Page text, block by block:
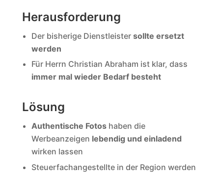
Herausforderung
Der bisherige Dienstleister sollte ersetzt
werden
Für Herrn Christian Abraham ist klar, dass
immer mal wieder Bedarf besteht
Lösung
Authentische Fotoshaben die
Werbeanzeigen lebendig und einladend
wirken lassen
Steuerfachangestellte in der Region werden